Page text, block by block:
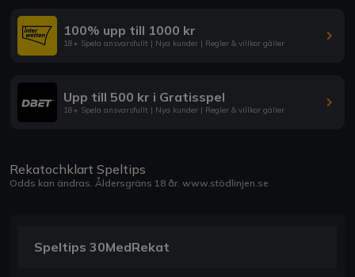
100% upp till 1000 kr
18+ Spela ansvarsfullt | Nya kunder | Regler & villkor gäller
Upp till 500 kr i Gratisspel
18+ Spela ansvarsfullt | Nya kunder | Regler & villkor gäller
Rekatochklart Speltips
Odds kan ändras. Åldersgräns 18 år. www.stödlinjen.se
Speltips 30MedRekat